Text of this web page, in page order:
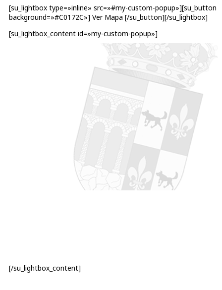
[su_lightbox type=»inline» src=»#my-custom-popup»][su_button
background=»#C0172C»] Ver Mapa [/su_button][/su_lightbox]
[su_lightbox_content id=»my-custom-popup»]
[/su_lightbox_content]